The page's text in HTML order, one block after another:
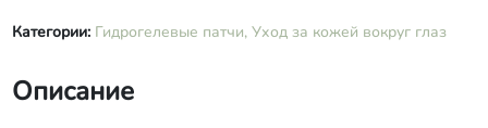
серебристая, розовая.
Категории: Гидрогелевые патчи, Уход за кожей вокруг глаз
Описание